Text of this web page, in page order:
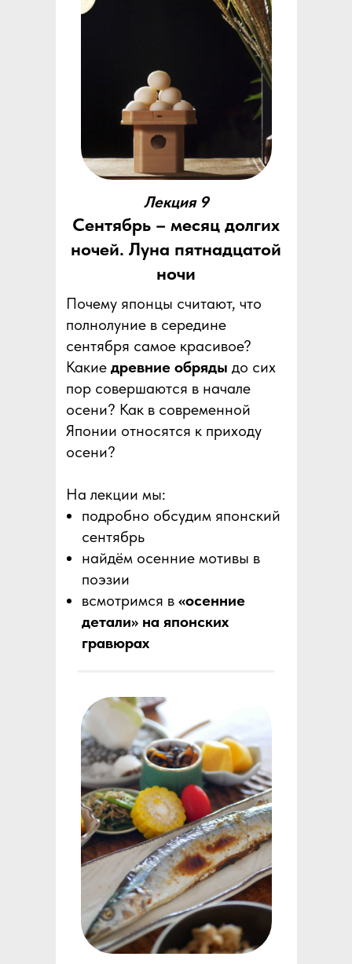
Лекция 9
Сентябрь – месяц долгих
ночей. Луна пятнадцатой
ночи
Почему японцы считают, что
полнолуние в середине
сентября самое красивое?
Какие древние обряды до сих
пор совершаются в начале
осени? Как в современной
Японии относятся к приходу
осени?
На лекции мы:
подробно обсудим японский
сентябрь
найдём осенние мотивы в
поэзии
всмотримся в «осенние
детали» на японских
гравюрах